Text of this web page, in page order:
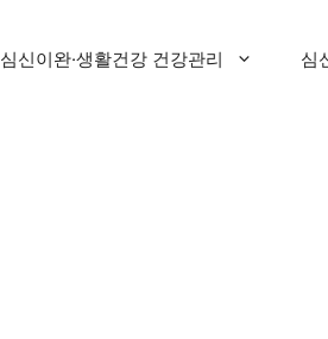
심신이완·생활건강 건강관리 심